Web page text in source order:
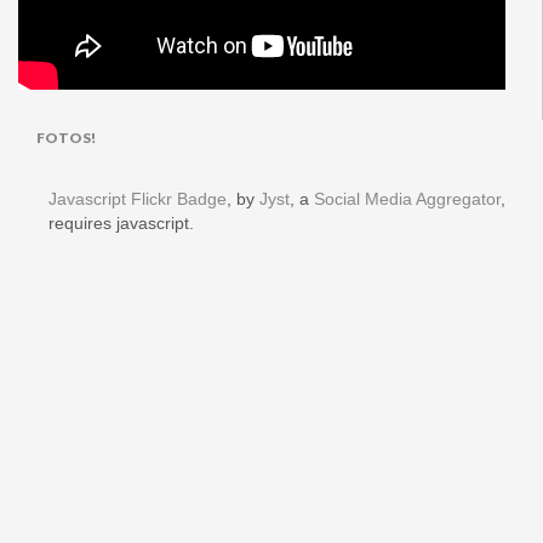
FOTOS!
Javascript Flickr Badge , by Jyst , a Social Media Aggregator,
requires javascript.